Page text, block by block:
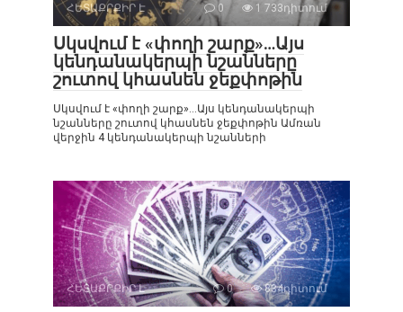
ՀԵՏԱՔՐՔԻՐ Է 0 1 733դիտում
Սկսվում է «փողի շարք»…Այս
կենդանակերպի նշանները
շուտով կհասնեն ջեքփոթին
Սկսվում է «փողի շարք»…Այս կենդանակերպի
նշանները շուտով կհասնեն ջեքփոթին Ամռան
վերջին 4 կենդանակերպի նշանների
ՀԵՏԱՔՐՔԻՐ Է 0 834դիտում